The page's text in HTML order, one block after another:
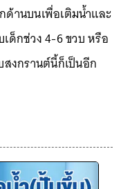
านบนเพื่อเติมน้ำและ
ด็กช่วง 4-6 ขวบ หรือ
งกรานต์นี้ก็เป็นอีก